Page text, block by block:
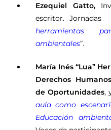
Ezequiel Gatto,
escritor. Jornadas
herramientas
ambientales”.
María Inés “Lua”
Derechos
de Oportunidades,
aula como
Educación